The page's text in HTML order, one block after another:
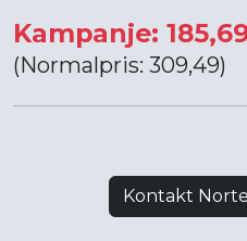
Kampanje:
(Normalpris: 309,49)
Kontakt